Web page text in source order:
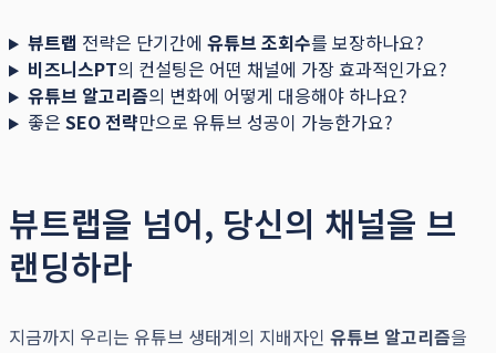
뷰트랩 전략은 단기간에 유튜브 조회수를 보장하나요?
비즈니스PT의 컨설팅은 어떤 채널에 가장 효과적인가요?
유튜브 알고리즘의 변화에 어떻게 대응해야 하나요?
좋은 SEO 전략만으로 유튜브 성공이 가능한가요?
뷰트랩을 넘어, 당신의 채널을 브
랜딩하라
지금까지 우리는 유튜브 생태계의 지배자인 유튜브 알고리즘을